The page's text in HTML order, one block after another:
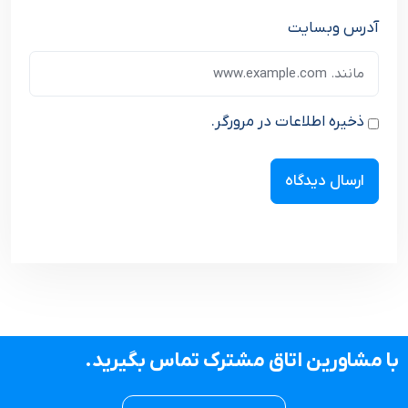
آدرس وبسایت
ذخیره اطلاعات در مرورگر.
با مشاورین اتاق مشترک تماس بگیرید.